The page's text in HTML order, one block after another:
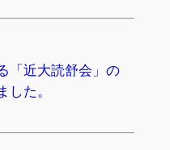
「近大読舒会」の
た。